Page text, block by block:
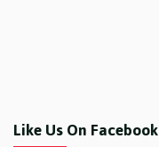
Like Us On Facebook